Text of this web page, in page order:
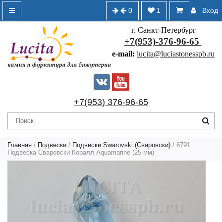
Вход
1
0
г. Санкт-Петербург
+7(953)-376-96-65
e-mail: lucita@luciastonesspb.ru
+7(953) 376-96-65
Главная / Подвески / Подвески Swarovski (Сваровски) / 6791
Подвеска Сваровски Коралл Aquamarine (25 мм)